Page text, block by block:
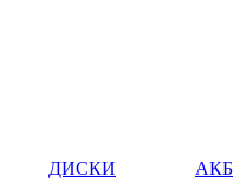
ДИСКИ
АКБ